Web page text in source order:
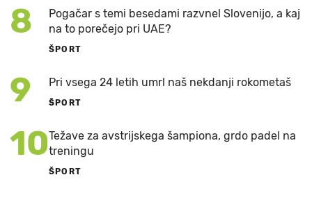
8
Pogačar s temi besedami razvnel Slovenijo, a kaj
na to porečejo pri UAE?
ŠPORT
9 Pri vsega 24 letih umrl naš nekdanji rokometaš
ŠPORT
10Težave za avstrijskega šampiona, grdo padel na
treningu
ŠPORT